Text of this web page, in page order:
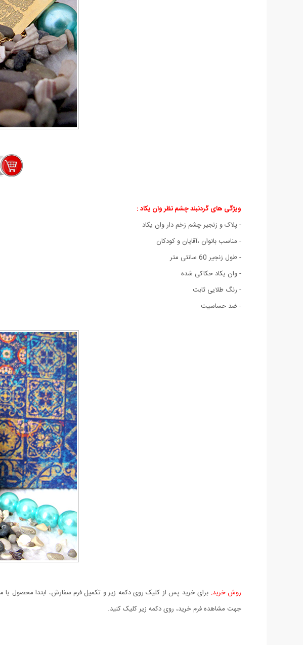
ویژگی های گردنبند چشم نظر وان یکاد :
- پلاک و زنجیر چشم زخم دار وان یکاد
- مناسب بانوان ،آقایان و کودکان
- طول زنجیر 60 سانتی متر
- وان یکاد حکاکی شده
- رنگ طلایی ثابت
- ضد حساسیت
روش خرید: برای خرید پس از کلیک روی دکمه زیر و تکمیل فرم سفارش، ابتدا محصول یا
جهت مشاهده فرم خرید، روی دکمه زیر کلیک کنید.